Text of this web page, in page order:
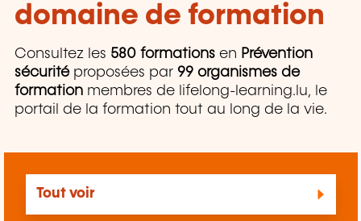
domaine de formation
Consultez les 580 formations en Prévention
sécuritéproposées par 99 organismes de
formation membres de lifelong-learning.lu, le
portail de la formation tout au long de la vie.
Tout voir